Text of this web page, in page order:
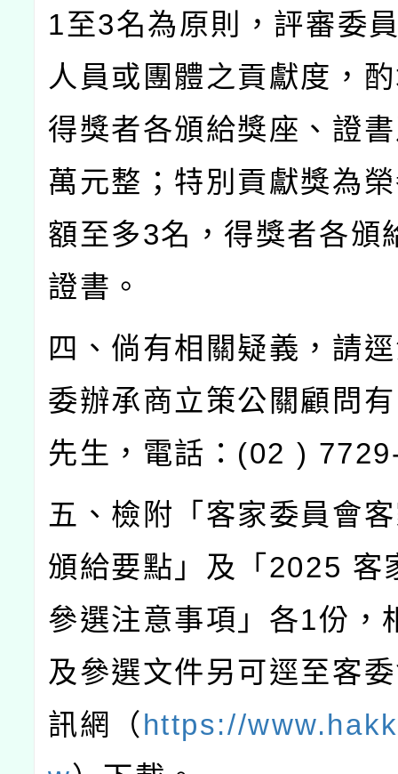
1至3名為原則，評審委
人員或團體之貢獻度，
得獎者各頒給獎座、證
萬元整；特別貢獻獎為
額至多3名，得獎者各頒
證書。
四、倘有相關疑義，請
委辦承商立策公關顧問
先生，電話： (02 )
五、檢附「客家委員會
頒給要點」及「 2025 客
參選注意事項」各1份，
及參選文件另可逕至客
訊網（ https://